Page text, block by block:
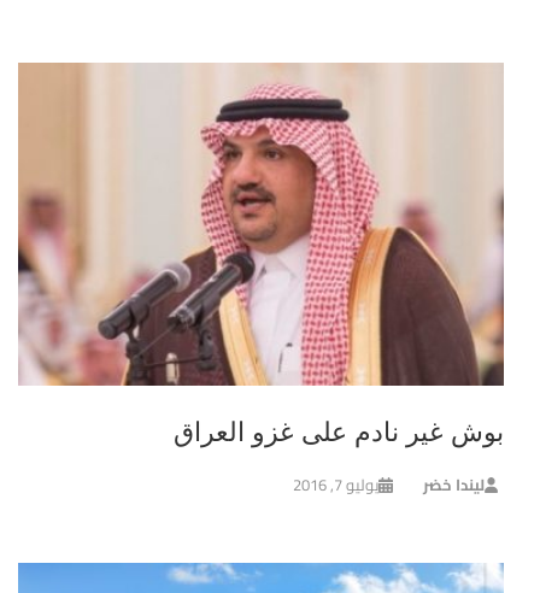
بوش غير نادم على غزو العراق
ليندا خضر يوليو 7, 2016